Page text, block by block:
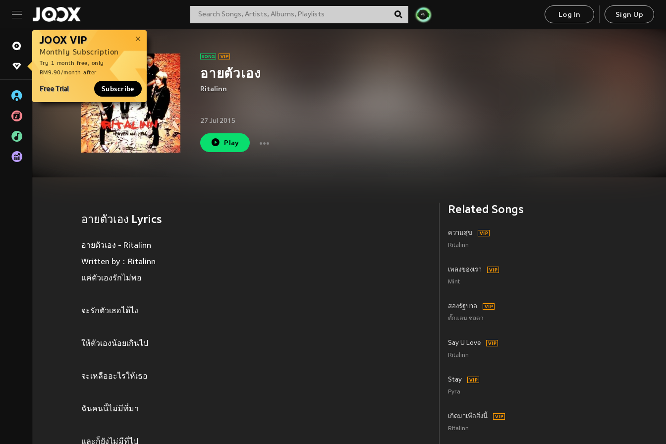
Log In Sign Up
JOOX VIP
Monthly Subscription
Try 1 month free, only
RM9.90/month after
Free Trial Subscribe
อายตัวเอง
Ritalinn
27 Jul 2015
Play
อายตัวเอง Lyrics
อายตัวเอง - Ritalinn
Written by：Ritalinn
แค่ตัวเองรักไม่พอ
จะรักตัวเธอได้ไง
ให้ตัวเองน้อยเกินไป
จะเหลืออะไรให้เธอ
ฉันคนนี้ไม่มีที่มา
และก็ยังไม่มีที่ไป
Related Songs
ความสุข
Ritalinn
เพลงของเรา
Mint
สองรัฐบาล
ตั๊กแตน ชลดา
Say U Love
Ritalinn
Stay
Pyra
เกิดมาเพื่อสิ่งนี้
Ritalinn